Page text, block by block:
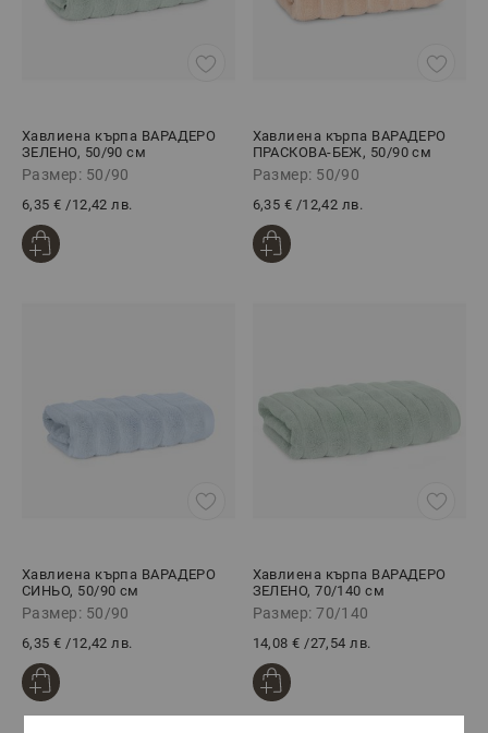
Хавлиена кърпа ВАРАДЕРО
ЗЕЛЕНО, 50/90 см
Размер: 50/90
6,35 € /12,42 лв.
Хавлиена кърпа ВАРАДЕРО
ПРАСКОВА-БЕЖ, 50/90 см
Размер: 50/90
6,35 € /12,42 лв.
Хавлиена кърпа ВАРАДЕРО
СИНЬО, 50/90 см
Размер: 50/90
6,35 € /12,42 лв.
Хавлиена кърпа ВАРАДЕРО
ЗЕЛЕНО, 70/140 см
Размер: 70/140
14,08 € /27,54 лв.